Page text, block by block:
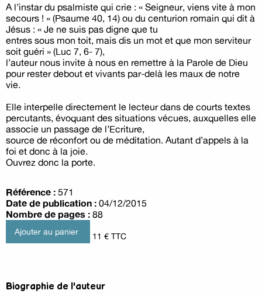
A l’instar du psalmiste qui crie : « Seigneur, viens vite à mon
secours ! » (Psaume 40, 14) ou du centurion romain qui dit à
Jésus : « Je ne suis pas digne que tu
entres sous mon toit, mais dis un mot et que mon serviteur
soit guéri » (Luc 7, 6- 7),
l’auteur nous invite à nous en remettre à la Parole de Dieu
pour rester debout et vivants par-delà les maux de notre
vie.
Elle interpelle directement le lecteur dans de courts textes
percutants, évoquant des situations vécues, auxquelles elle
associe un passage de l’Ecriture,
source de réconfort ou de méditation. Autant d’appels à la
foi et donc à la joie.
Ouvrez donc la porte.
Référence : 571
Date de publication : 04/12/2015
Nombre de pages : 88
11 € TTC
Biographie de l'auteur